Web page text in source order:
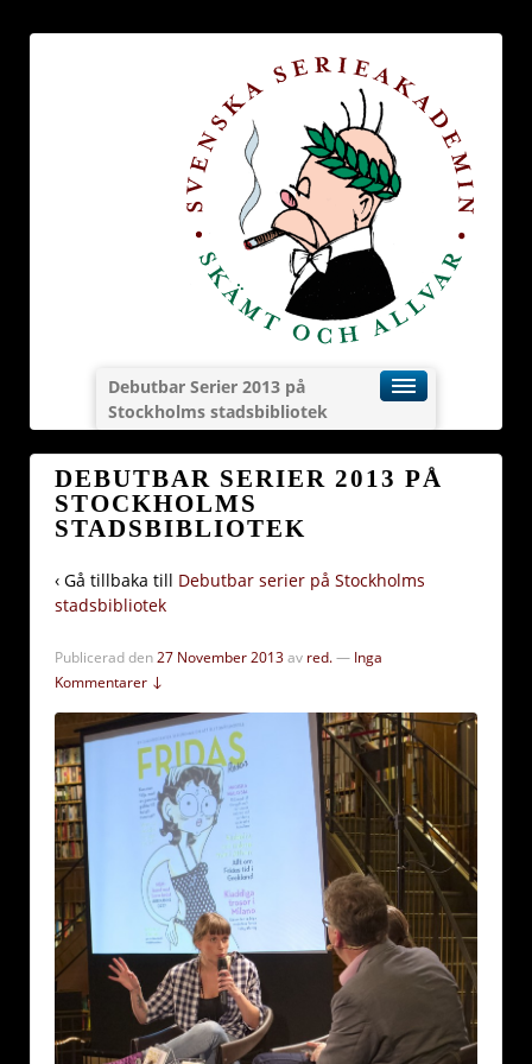
Debutbar Serier 2013 på
Stockholms stadsbibliotek
DEBUTBAR SERIER 2013 PÅ
STOCKHOLMS
STADSBIBLIOTEK
‹ Gå tillbaka till Debutbar serier på Stockholms
stadsbibliotek
Publicerad den27 November 2013av red.— Inga
Kommentarer ↓